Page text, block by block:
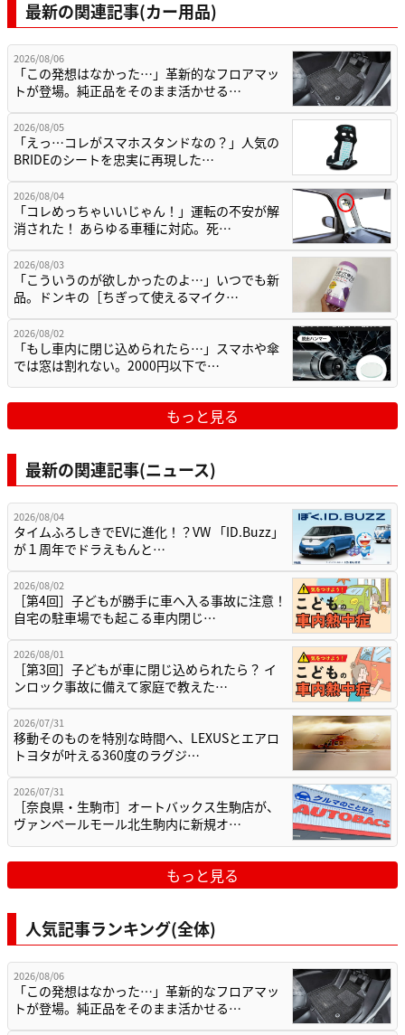
最新の関連記事(カー用品)
2026/08/06
「この発想はなかった…」革新的なフロアマッ
トが登場。純正品をそのまま活かせる…
2026/08/05
「えっ…コレがスマホスタンドなの？」人気の
BRIDEのシートを忠実に再現した…
2026/08/04
「コレめっちゃいいじゃん！」運転の不安が解
消された！ あらゆる車種に対応。死…
2026/08/03
「こういうのが欲しかったのよ…」いつでも新
品。ドンキの［ちぎって使えるマイク…
2026/08/02
「もし車内に閉じ込められたら…」スマホや傘
では窓は割れない。2000円以下で…
もっと見る
最新の関連記事(ニュース)
2026/08/04
タイムふろしきでEVに進化！？VW 「ID.Buzz」
が１周年でドラえもんと…
2026/08/02
［第4回］子どもが勝手に車へ入る事故に注意！
自宅の駐車場でも起こる車内閉じ…
2026/08/01
［第3回］子どもが車に閉じ込められたら？ イ
ンロック事故に備えて家庭で教えた…
2026/07/31
移動そのものを特別な時間へ、LEXUSとエアロ
トヨタが叶える360度のラグジ…
2026/07/31
［奈良県・生駒市］オートバックス生駒店が、
ヴァンベールモール北生駒内に新規オ…
もっと見る
人気記事ランキング(全体)
2026/08/06
「この発想はなかった…」革新的なフロアマッ
トが登場。純正品をそのまま活かせる…